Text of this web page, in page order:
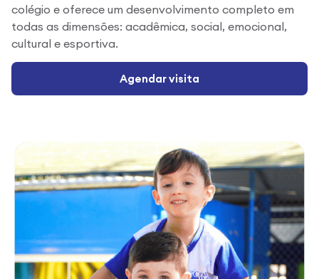
colégio e oferece um desenvolvimento completo em
todas as dimensões: acadêmica, social, emocional,
cultural e esportiva.
Agendar visita